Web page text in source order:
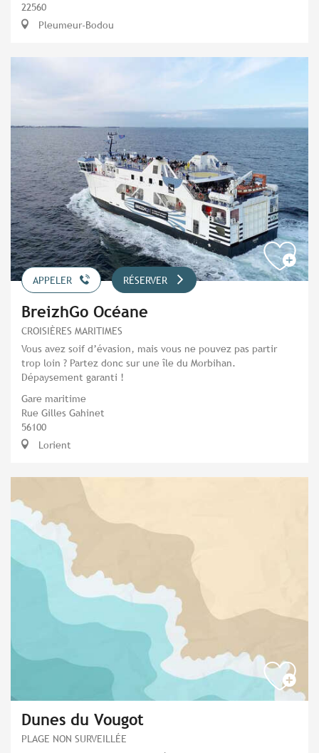
22560
Pleumeur-Bodou
APPELER RÉSERVER
BreizhGo Océane
CROISIÈRES MARITIMES
Vous avez soif d’évasion, mais vous ne pouvez pas partir
trop loin ? Partez donc sur une île du Morbihan.
Dépaysement garanti !
Gare maritime
Rue Gilles Gahinet
56100
Lorient
Dunes du Vougot
PLAGE NON SURVEILLÉE